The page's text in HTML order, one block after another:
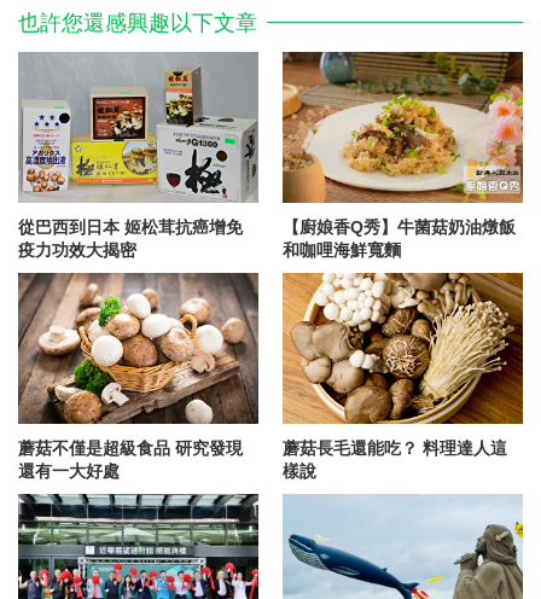
也許您還感興趣以下文章
【廚娘香Q秀】牛菌菇奶油燉飯
和咖哩海鮮寬麵
從巴西到日本 姬松茸抗癌增免
疫力功效大揭密
蘑菇長毛還能吃？ 料理達人這
樣說
蘑菇不僅是超級食品 研究發現
還有一大好處